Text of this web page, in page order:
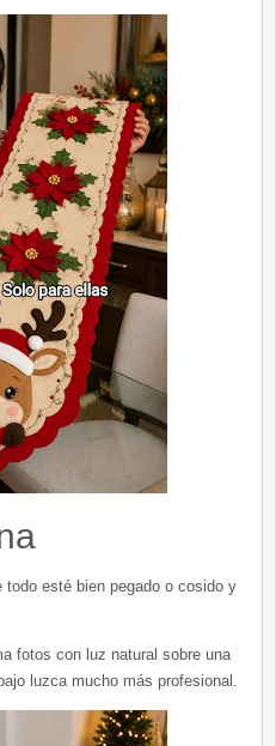
esté bien pegado o cosido y
fotos con luz natural sobre una
luzca mucho más profesional.